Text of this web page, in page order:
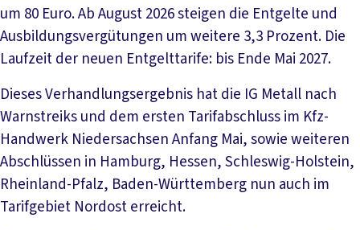
um 80 Euro. Ab August 2026 steigen die Entgelte und
Ausbildungsvergütungen um weitere 3,3 Prozent. Die
Laufzeit der neuen Entgelttarife: bis Ende Mai 2027.
Dieses Verhandlungsergebnis hat die IG Metall nach
Warnstreiks und dem ersten Tarifabschluss im Kfz-
Handwerk Niedersachsen Anfang Mai, sowie weiteren
Abschlüssen in Hamburg, Hessen, Schleswig-Holstein,
Rheinland-Pfalz, Baden-Württemberg nun auch im
Tarifgebiet Nordost erreicht.